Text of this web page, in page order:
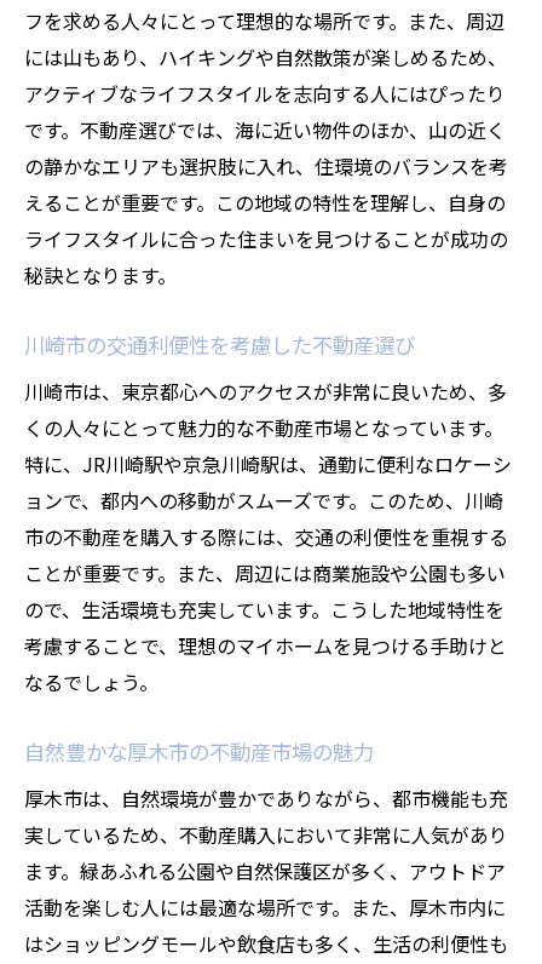
フを求める人々にとって理想的な場所です。また、周辺
には山もあり、ハイキングや自然散策が楽しめるため、
アクティブなライフスタイルを志向する人にはぴったり
です。不動産選びでは、海に近い物件のほか、山の近く
の静かなエリアも選択肢に入れ、住環境のバランスを考
えることが重要です。この地域の特性を理解し、自身の
ライフスタイルに合った住まいを見つけることが成功の
秘訣となります。
川崎市の交通利便性を考慮した不動産選び
川崎市は、東京都心へのアクセスが非常に良いため、多
くの人々にとって魅力的な不動産市場となっています。
特に、JR川崎駅や京急川崎駅は、通勤に便利なロケーシ
ョンで、都内への移動がスムーズです。このため、川崎
市の不動産を購入する際には、交通の利便性を重視する
ことが重要です。また、周辺には商業施設や公園も多い
ので、生活環境も充実しています。こうした地域特性を
考慮することで、理想のマイホームを見つける手助けと
なるでしょう。
自然豊かな厚木市の不動産市場の魅力
厚木市は、自然環境が豊かでありながら、都市機能も充
実しているため、不動産購入において非常に人気があり
ます。緑あふれる公園や自然保護区が多く、アウトドア
活動を楽しむ人には最適な場所です。また、厚木市内に
はショッピングモールや飲食店も多く、生活の利便性も